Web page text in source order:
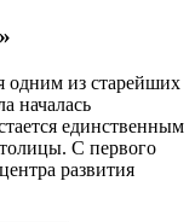
одним из старейших
началась
единственным
С первого
развития